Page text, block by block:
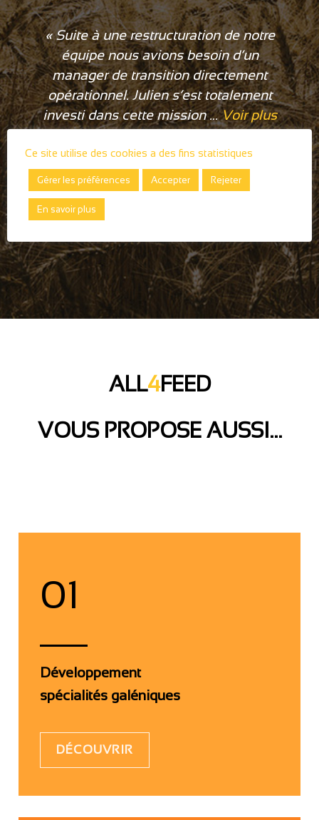
« Suite à une restructuration de notre
équipe nous avions besoin d’un
manager de transition directement
opérationnel. Julien s’est totalement
investi dans cette mission ...Voir plus
LABORATOIRE AUDEVARD
Philippe Charier – Directeur Commercial
ALL4FEED
VOUS PROPOSE AUSSI…
01
Développement
spécialités galéniques
DÉCOUVRIR
Ce site utilise des cookies a des fins statistiques
Gérer les préférences Accepter Rejeter
En savoir plus